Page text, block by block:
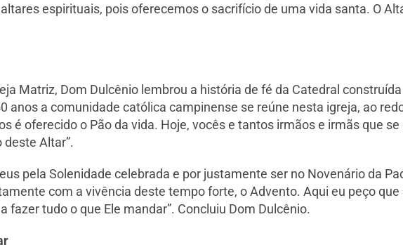
espirituais, pois oferecemos o sacrifício de uma vida santa. O
Matriz, Dom Dulcênio lembrou a história de fé da Catedral
anos a comunidade católica campinense se reúne nesta igreja, ao
é oferecido o Pão da vida. Hoje, vocês e tantos irmãos e irmãs que
Altar”.
pela Solenidade celebrada e por justamente ser no Novenário da
com a vivência deste tempo forte, o Advento. Aqui eu peço
fazer tudo o que Ele mandar”. Concluiu Dom Dulcênio.